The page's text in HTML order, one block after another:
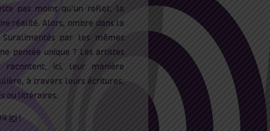
pas moins qu’un reflet, la
réalité. Alors, ombre dans la
par les mêmes
pensée unique ? Les artistes
racontent, ici, leur manière
à travers leurs écritures,
ou littéraires.
ici!